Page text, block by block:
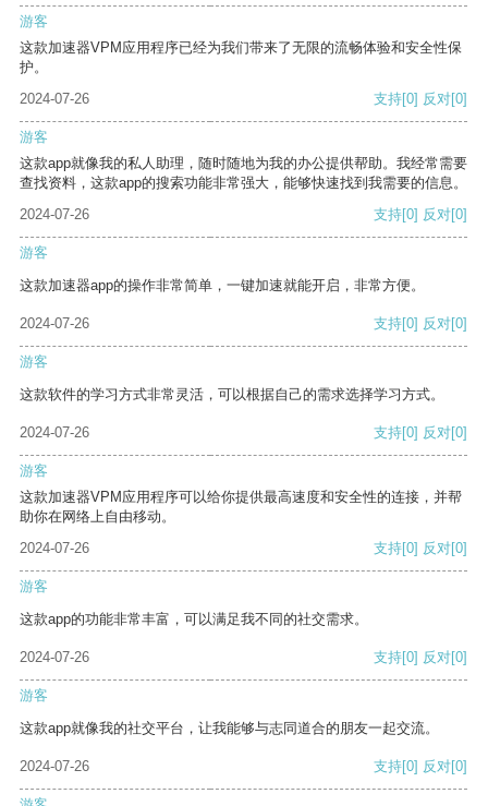
游客
这款加速器VPM应用程序已经为我们带来了无限的流畅体验和安全性保
护。
2024-07-26
支持[0] 反对[0]
游客
这款app就像我的私人助理，随时随地为我的办公提供帮助。我经常需要
查找资料，这款app的搜索功能非常强大，能够快速找到我需要的信息。
2024-07-26
支持[0] 反对[0]
游客
这款加速器app的操作非常简单，一键加速就能开启，非常方便。
2024-07-26 支持[0] 反对[0]
游客
这款软件的学习方式非常灵活，可以根据自己的需求选择学习方式。
2024-07-26 支持[0] 反对[0]
游客
这款加速器VPM应用程序可以给你提供最高速度和安全性的连接，并帮
助你在网络上自由移动。
2024-07-26
支持[0] 反对[0]
游客
这款app的功能非常丰富，可以满足我不同的社交需求。
2024-07-26 支持[0] 反对[0]
游客
这款app就像我的社交平台，让我能够与志同道合的朋友一起交流。
2024-07-26 支持[0] 反对[0]